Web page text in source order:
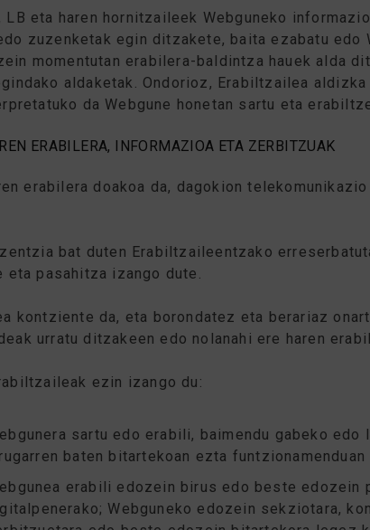
LB eta haren hornitzaileek Webguneko
zuzenketak egin ditzakete, baita ezabatu edo
momentutan erabilera-baldintza hauek alda
aldaketak. Ondorioz, Erabiltzailea
da Webgune honetan sartu eta
ERABILERA, INFORMAZIOA ETA ZERBITZUAK
erabilera doakoa da, dagokion
bat duten Erabiltzaileentzako
eta pasahitza izango dute.
kontziente da, eta borondatez eta berariaz
urratu ditzakeen edo nolanahi ere haren
ezin izango du:
sartu edo erabili, baimendu gabeko
baten bitartekoan ezta
erabili edozein birus edo beste
Webguneko edozein sekziotara,